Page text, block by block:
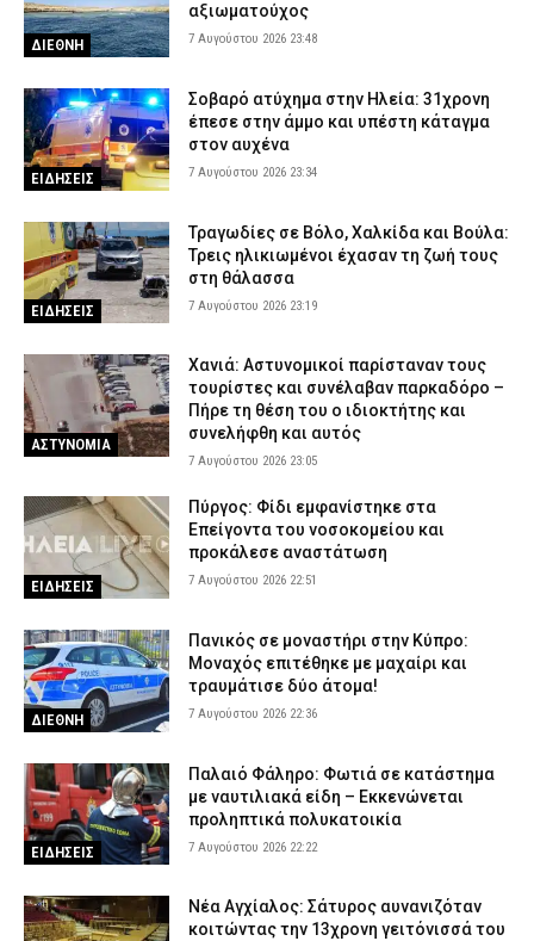
ΔΙΕΘΝΗ
αξιωματούχος
7 Αυγούστου 2026 23:48
ΕΙΔΗΣΕΙΣ
Σοβαρό ατύχημα στην Ηλεία: 31χρονη
έπεσε στην άμμο και υπέστη κάταγμα
στον αυχένα
7 Αυγούστου 2026 23:34
ΕΙΔΗΣΕΙΣ
Τραγωδίες σε Βόλο, Χαλκίδα και Βούλα:
Τρεις ηλικιωμένοι έχασαν τη ζωή τους
στη θάλασσα
7 Αυγούστου 2026 23:19
ΑΣΤΥΝΟΜΙΑ
Χανιά: Αστυνομικοί παρίσταναν τους
τουρίστες και συνέλαβαν παρκαδόρο –
Πήρε τη θέση του ο ιδιοκτήτης και
συνελήφθη και αυτός
7 Αυγούστου 2026 23:05
ΕΙΔΗΣΕΙΣ
Πύργος: Φίδι εμφανίστηκε στα
Επείγοντα του νοσοκομείου και
προκάλεσε αναστάτωση
7 Αυγούστου 2026 22:51
ΔΙΕΘΝΗ
Πανικός σε μοναστήρι στην Κύπρο:
Μοναχός επιτέθηκε με μαχαίρι και
τραυμάτισε δύο άτομα!
7 Αυγούστου 2026 22:36
ΕΙΔΗΣΕΙΣ
Παλαιό Φάληρο: Φωτιά σε κατάστημα
με ναυτιλιακά είδη – Εκκενώνεται
προληπτικά πολυκατοικία
7 Αυγούστου 2026 22:22
Νέα Αγχίαλος: Σάτυρος αυνανιζόταν
κοιτώντας την 13χρονη γειτόνισσά του